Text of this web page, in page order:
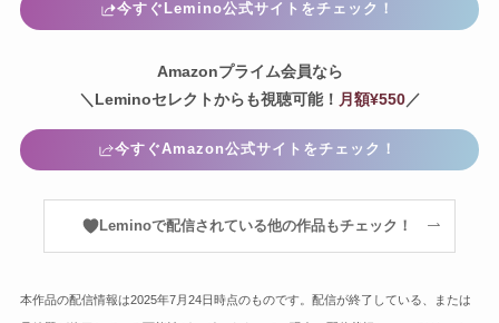
今すぐLemino公式サイトをチェック！
Amazonプライム会員なら
＼Leminoセレクトからも視聴可能！ 月額¥550／
今すぐAmazon公式サイトをチェック！
Leminoで配信されている他の作品もチェック！
本作品の配信情報は2025年7月24日時点のものです。配信が終了している、または